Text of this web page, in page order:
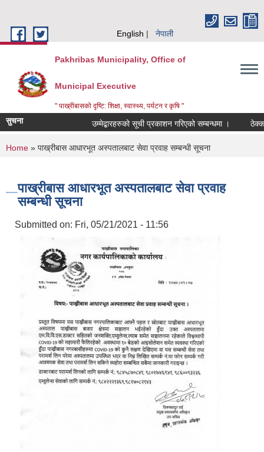
English नेपाली
Pakhribas Municipality, Office of
Municipal Executive
" पाख्रीबासको दृष्टि: शिक्षा, स्वास्थ्य, पर्यटन र कृषि "
सुचना उम्मेद्बारहरुको सूची प्रकाशन गरिएको सम्बन्धमा ।
You are here
Home » पाख्रीबास आधारभूत अस्पतालबाट सेवा प्रवाह सम्बन्धी सूचना
पाख्रीबास आधारभूत अस्पतालबाट सेवा प्रवाह
सम्बन्धी सूचना
Submitted on: Fri, 05/21/2021 - 11:56